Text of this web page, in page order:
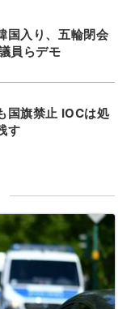
国入り、五輪閉会
員らデモ
国旗禁止 IOCは処
す